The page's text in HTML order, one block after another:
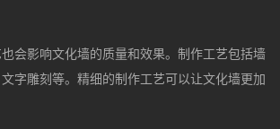
会影响文化墙的质量和效果。制作工艺包括墙
字雕刻等。精细的制作工艺可以让文化墙更加